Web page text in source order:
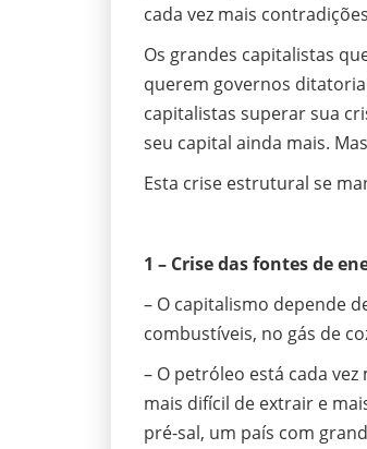
cada vez mais
Os grandes capitalistas
querem governos
capitalistas superar sua
seu capital ainda mais.
Esta crise estrutural se
1 – Crise das fontes de
– O capitalismo depende
combustíveis, no gás de
– O petróleo está cada
mais difícil de extrair e
pré-sal, um país com